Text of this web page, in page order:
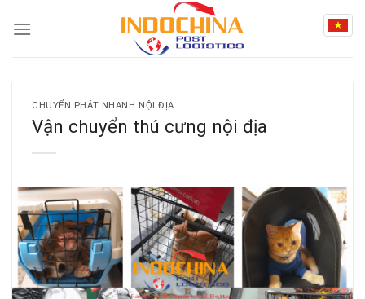
CHUYỂN PHÁT NHANH NỘI ĐỊA
Vận chuyển thú cưng nội địa